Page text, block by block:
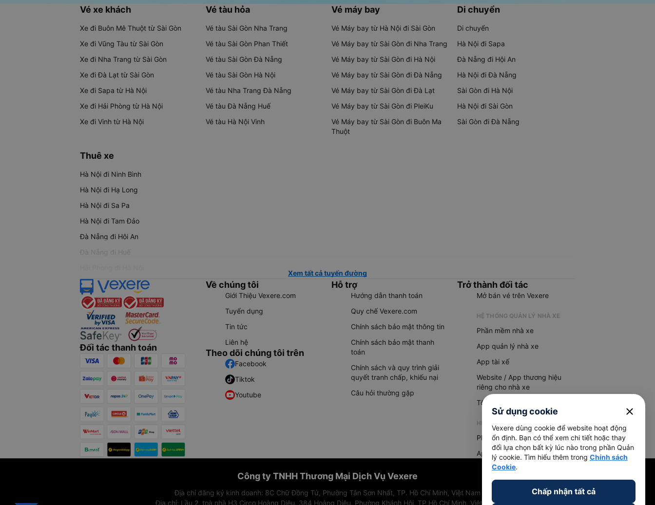
Vé xe khách
Xe đi Buôn Mê Thuột từ Sài Gòn
Xe đi Vũng Tàu từ Sài Gòn
Xe đi Nha Trang từ Sài Gòn
Xe đi Đà Lạt từ Sài Gòn
Xe đi Sapa từ Hà Nội
Xe đi Hải Phòng từ Hà Nội
Xe đi Vinh từ Hà Nội
Vé tàu hỏa
Vé tàu Sài Gòn Nha Trang
Vé tàu Sài Gòn Phan Thiết
Vé tàu Sài Gòn Đà Nẵng
Vé tàu Sài Gòn Hà Nội
Vé tàu Nha Trang Đà Nẵng
Vé tàu Đà Nẵng Huế
Vé tàu Hà Nội Vinh
Vé máy bay
Vé Máy bay từ Hà Nội đi Sài Gòn
Vé Máy bay từ Sài Gòn đi Nha Trang
Vé Máy bay từ Sài Gòn đi Hà Nội
Vé Máy bay từ Sài Gòn đi Đà Nẵng
Vé Máy bay từ Sài Gòn đi Đà Lạt
Vé Máy bay từ Sài Gòn đi PleiKu
Vé Máy bay từ Sài Gòn đi Buôn Ma
Thuột
Di chuyển
Di chuyển
Hà Nội đi Sapa
Đà Nẵng đi Hội An
Hà Nội đi Đà Nẵng
Sài Gòn đi Hà Nội
Hà Nội đi Sài Gòn
Sài Gòn đi Đà Nẵng
Thuê xe
Hà Nội đi Ninh Bình
Hà Nội đi Hạ Long
Hà Nội đi Sa Pa
Hà Nội đi Tam Đảo
Đà Nẵng đi Hội An
Đà Nẵng đi Huế
Xem tất cả tuyến đường
Đối tác thanh toán
Về chúng tôi
Giới Thiệu Vexere.com
Tuyển dụng
Tin tức
Liên hệ
Theo dõi chúng tôi trên
Facebook
Tiktok
Youtube
Hỗ trợ
Hướng dẫn thanh toán
Quy chế Vexere.com
Chính sách bảo mật thông tin
Chính sách bảo mật thanh
toán
Chính sách và quy trình giải
quyết tranh chấp, khiếu nại
Câu hỏi thường gặp
Trở thành đối tác
Mở bán vé trên Vexere
HỆ THỐNG QUẢN LÝ NHÀ XE
Phần mềm nhà xe
App quản lý nhà xe
App tài xế
Website / App thương hiệu
riêng cho nhà xe
Tổng đài AI
HỆ THỐNG QUẢN LÝ HÀNG HOÁ
Phần mềm quản lý hàng hoá
App quản lý hàng hoá
Công ty TNHH Thương Mại Dịch Vụ Vexere
Địa chỉ đăng ký kinh doanh: 8C Chữ Đồng Tử, Phường Tân Sơn Nhất, TP. Hồ Chí Minh, Việt Nam
Địa chỉ: Lầu 2, toà nhà H3 Circo Hoàng Diệu, 384 Hoàng Diệu, Phường Khánh Hội, TP Hồ Chí Minh, Việt Nam
Sử dụng cookie close
Vexere dùng cookie để website hoạt động
ổn định. Bạn có thể xem chi tiết hoặc thay
đổi lựa chọn bất kỳ lúc nào trong phần Quản
lý cookie. Tìm hiểu thêm trong Chính sách
Cookie.
Chấp nhận tất cả